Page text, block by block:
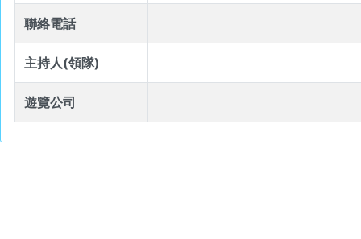
聯絡電話
主持人(領隊)
遊覽公司